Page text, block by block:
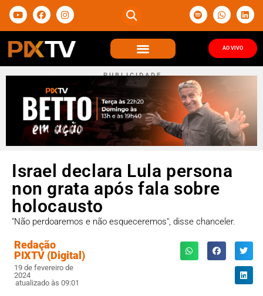
AO VIVO
P U B L I C I D A D E
Israel declara Lula persona
non grata após fala sobre
holocausto
"Não perdoaremos e não esqueceremos", disse chanceler.
Redação
PIXTV (Digital)
19 de fevereiro de
2024
atualizado às 09:01